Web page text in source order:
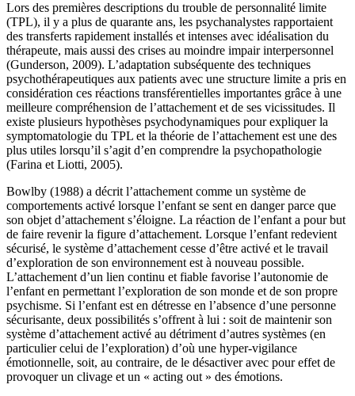
Lors des premières descriptions du trouble de personnalité limite
(TPL), il y a plus de quarante ans, les psychanalystes rapportaient
des transferts rapidement installés et intenses avec idéalisation du
thérapeute, mais aussi des crises au moindre impair interpersonnel
(Gunderson, 2009). L’adaptation subséquente des techniques
psychothérapeutiques aux patients avec une structure limite a pris en
considération ces réactions transférentielles importantes grâce à une
meilleure compréhension de l’attachement et de ses vicissitudes. Il
existe plusieurs hypothèses psychodynamiques pour expliquer la
symptomatologie du TPL et la théorie de l’attachement est une des
plus utiles lorsqu’il s’agit d’en comprendre la psychopathologie
(Farina et Liotti, 2005).
Bowlby (1988) a décrit l’attachement comme un système de
comportements activé lorsque l’enfant se sent en danger parce que
son objet d’attachement s’éloigne. La réaction de l’enfant a pour but
de faire revenir la figure d’attachement. Lorsque l’enfant redevient
sécurisé, le système d’attachement cesse d’être activé et le travail
d’exploration de son environnement est à nouveau possible.
L’attachement d’un lien continu et fiable favorise l’autonomie de
l’enfant en permettant l’exploration de son monde et de son propre
psychisme. Si l’enfant est en détresse en l’absence d’une personne
sécurisante, deux possibilités s’offrent à lui : soit de maintenir son
système d’attachement activé au détriment d’autres systèmes (en
particulier celui de l’exploration) d’où une hyper-vigilance
émotionnelle, soit, au contraire, de le désactiver avec pour effet de
provoquer un clivage et un « acting out » des émotions.